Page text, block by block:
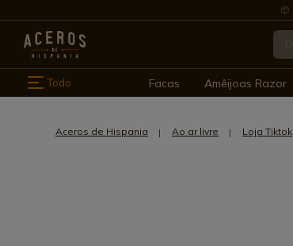
Todo Facas Amêijoas Razor
Aceros de Hispania Ao ar livre Loja Tiktok